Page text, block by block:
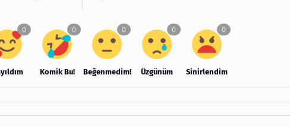
Komik Bu! Beğenmedim! Üzgünüm Sinirlendim